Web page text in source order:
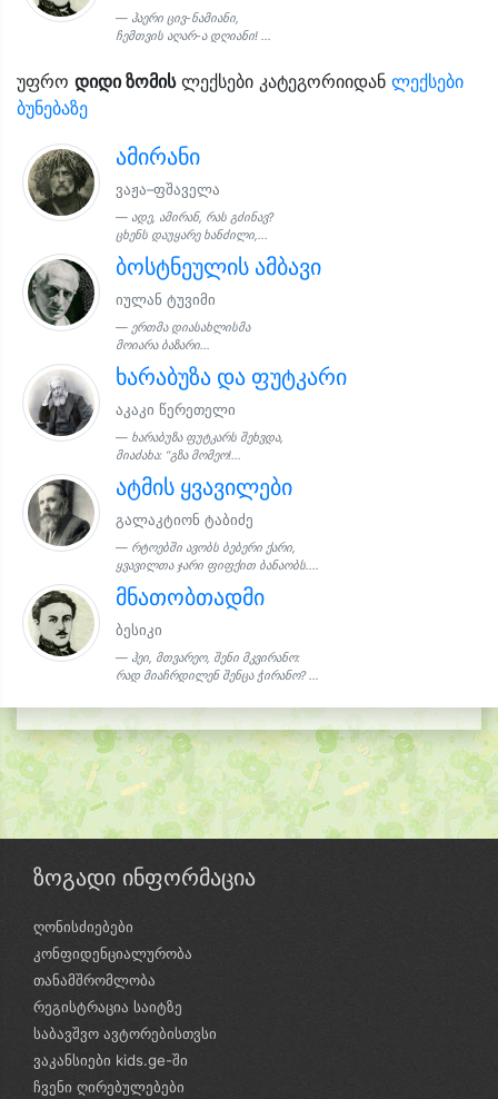
ჰაერი ცივ-ნამიანი,
ჩემთვის აღარ-ა დღიანი! ...
უფრო დიდი ზომისლექსები კატეგორიიდან ლექსები
ბუნებაზე
ამირანი
ვაჟა–ფშაველა
ადე, ამირან, რას გძინავ?
ცხენს დაუყარე ხანძილი,...
ბოსტნეულის ამბავი
იულან ტუვიმი
ერთმა დიასახლისმა
მოიარა ბაზარი...
ხარაბუზა და ფუტკარი
აკაკი წერეთელი
ხარაბუზა ფუტკარს შეხვდა,
მიაძახა: “გზა მომეო!...
ატმის ყვავილები
გალაკტიონ ტაბიძე
რტოებში ავობს ბებერი ქარი,
ყვავილთა ჯარი ფიფქით ბანაობს....
მნათობთადმი
ბესიკი
ჰეი, მთვარეო, შენი მკვირანო:
რად მიაჩრდილენ შენცა ჭირანო? ...
ზოგადი ინფორმაცია
ღონისძიებები
კონფიდენციალურობა
თანამშრომლობა
რეგისტრაცია საიტზე
საბავშვო ავტორებისთვსი
ვაკანსიები kids.ge-ში
ჩვენი ღირებულებები